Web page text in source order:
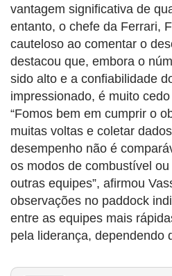
vantagem significativa de
entanto, o chefe da Ferrari,
cauteloso ao comentar o
destacou que, embora o
sido alto e a confiabilidade
impressionado, é muito
“Fomos bem em cumprir o
muitas voltas e coletar
desempenho não é
os modos de combustível
outras equipes”, afirmou
observações no paddock
entre as equipes mais
pela liderança, dependendo